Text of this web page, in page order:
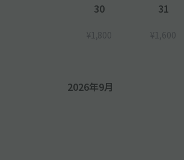
30
¥1,800
31
¥1,600
2026年9月